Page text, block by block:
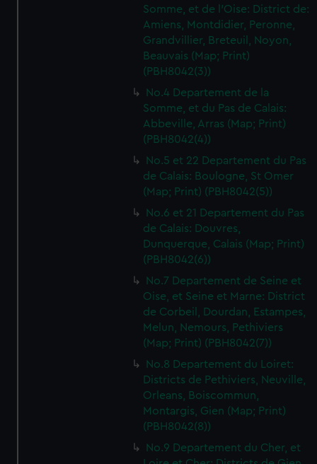
Somme, et de l'Oise: District de:
Amiens, Montdidier, Peronne,
Grandvillier, Breteuil, Noyon,
Beauvais (Map; Print)
(PBH8042(3))
No.4 Departement de la
Somme, et du Pas de Calais:
Abbeville, Arras (Map; Print)
(PBH8042(4))
No.5 et 22 Departement du Pas
de Calais: Boulogne, St Omer
(Map; Print) (PBH8042(5))
No.6 et 21 Departement du Pas
de Calais: Douvres,
Dunquerque, Calais (Map; Print)
(PBH8042(6))
No.7 Departement de Seine et
Oise, et Seine et Marne: District
de Corbeil, Dourdan, Estampes,
Melun, Nemours, Pethiviers
(Map; Print) (PBH8042(7))
No.8 Departement du Loiret:
Districts de Pethiviers, Neuville,
Orleans, Boiscommun,
Montargis, Gien (Map; Print)
(PBH8042(8))
No.9 Departement du Cher, et